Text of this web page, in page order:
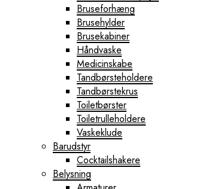
Bruseforhæng
Brusehylder
Brusekabiner
Håndvaske
Medicinskabe
Tandbørsteholdere
Tandbørstekrus
Toiletbørster
Toiletrulleholdere
Vaskeklude
Barudstyr
Cocktailshakere
Belysning